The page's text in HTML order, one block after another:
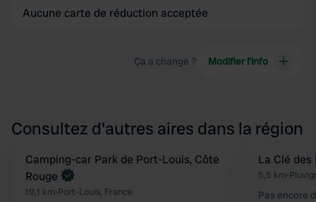
Aucune carte de réduction acceptée
Ça a changé ? Modifier l’info
Consultez d'autres aires dans la région
Préféré
Camping-car Park de Port-Louis, Côte
Rouge
19,1 km•Port-Louis, France
La Clé des
5,5 km•
Pas encore